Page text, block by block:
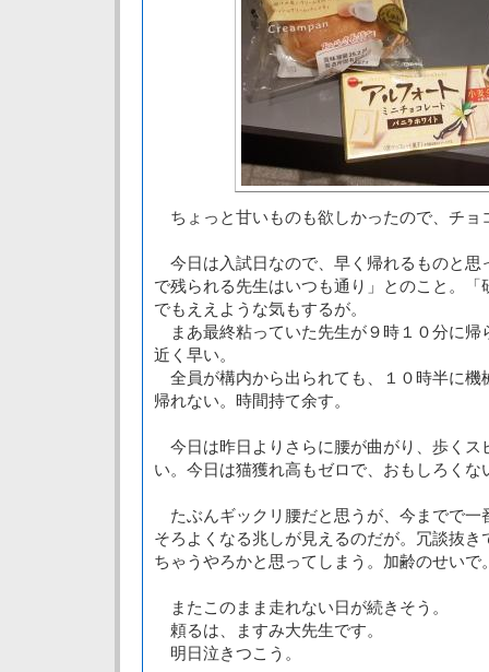
ちょっと甘いものも欲しかったので、チョ
今日は入試日なので、早く帰れるものと思
で残られる先生はいつも通り」とのこと。
でもええような気もするが。
まあ最終粘っていた先生が９時１０分に帰
近く早い。
全員が構内から出られても、１０時半に機
帰れない。時間持て余す。
今日は昨日よりさらに腰が曲がり、歩くス
い。今日は猫獲れ高もゼロで、おもしろくな
たぶんギックリ腰だと思うが、今までで一
そろよくなる兆しが見えるのだが。冗談抜
ちゃうやろかと思ってしまう。加齢のせいで
またこのまま走れない日が続きそう。
頼るは、ますみ大先生です。
明日泣きつこう。